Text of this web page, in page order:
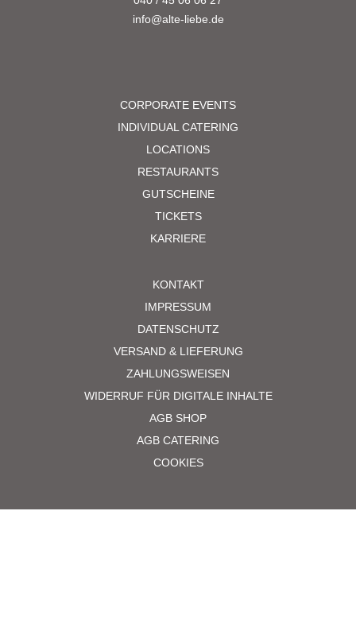
info@alte-liebe.de
CORPORATE EVENTS
INDIVIDUAL CATERING
LOCATIONS
RESTAURANTS
GUTSCHEINE
TICKETS
KARRIERE
KONTAKT
IMPRESSUM
DATENSCHUTZ
VERSAND & LIEFERUNG
ZAHLUNGSWEISEN
WIDERRUF FÜR DIGITALE INHALTE
AGB SHOP
AGB CATERING
COOKIES